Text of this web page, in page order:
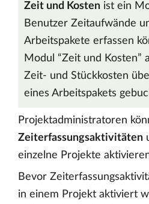
Zeit und Kosten ist ein
Benutzer Zeitaufwände
Arbeitspakete erfassen
Modul “Zeit und Kosten”
Zeit- und Stückkosten
eines Arbeitspakets
Projektadministratoren
Zeiterfassungsaktivitäten
einzelne Projekte
Bevor
in einem Projekt aktiviert